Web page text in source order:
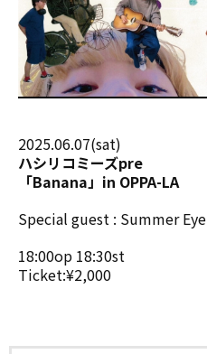
2025.06.07(sat)
ハシリコミーズpre
「Banana」in OPPA-LA
Special guest : Summer Eye
18:00op 18:30st
Ticket:¥2,000